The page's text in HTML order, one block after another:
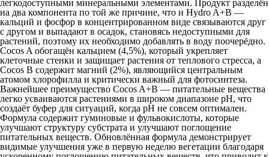
легкодоступными минеральными элементами. Продукт разделён
на два компонента по той же причине, что и Hydro A+B —
кальций и фосфор в концентрированном виде связываются друг
с другом и выпадают в осадок, становясь недоступными для
растений, поэтому их необходимо добавлять в воду поочерёдно.
Cocos A обогащён кальцием (4,5%), который укрепляет
клеточные стенки и защищает растения от теплового стресса, а
Cocos B содержит магний (2%), являющийся центральным
атомом хлорофилла и критически важный для фотосинтеза.
Важнейшее преимущество Cocos A+B — питательные вещества
легко усваиваются растениями в широком диапазоне pH, что
создаёт буфер для ситуаций, когда pH не совсем оптимален.
Формула содержит гуминовые и фульвокислоты, которые
улучшают структуру субстрата и улучшают поглощение
питательных веществ. Обновлённая формула демонстрирует
видимые улучшения уже в первую неделю вегетации благодаря